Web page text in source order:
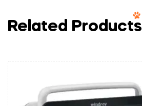
Related Products